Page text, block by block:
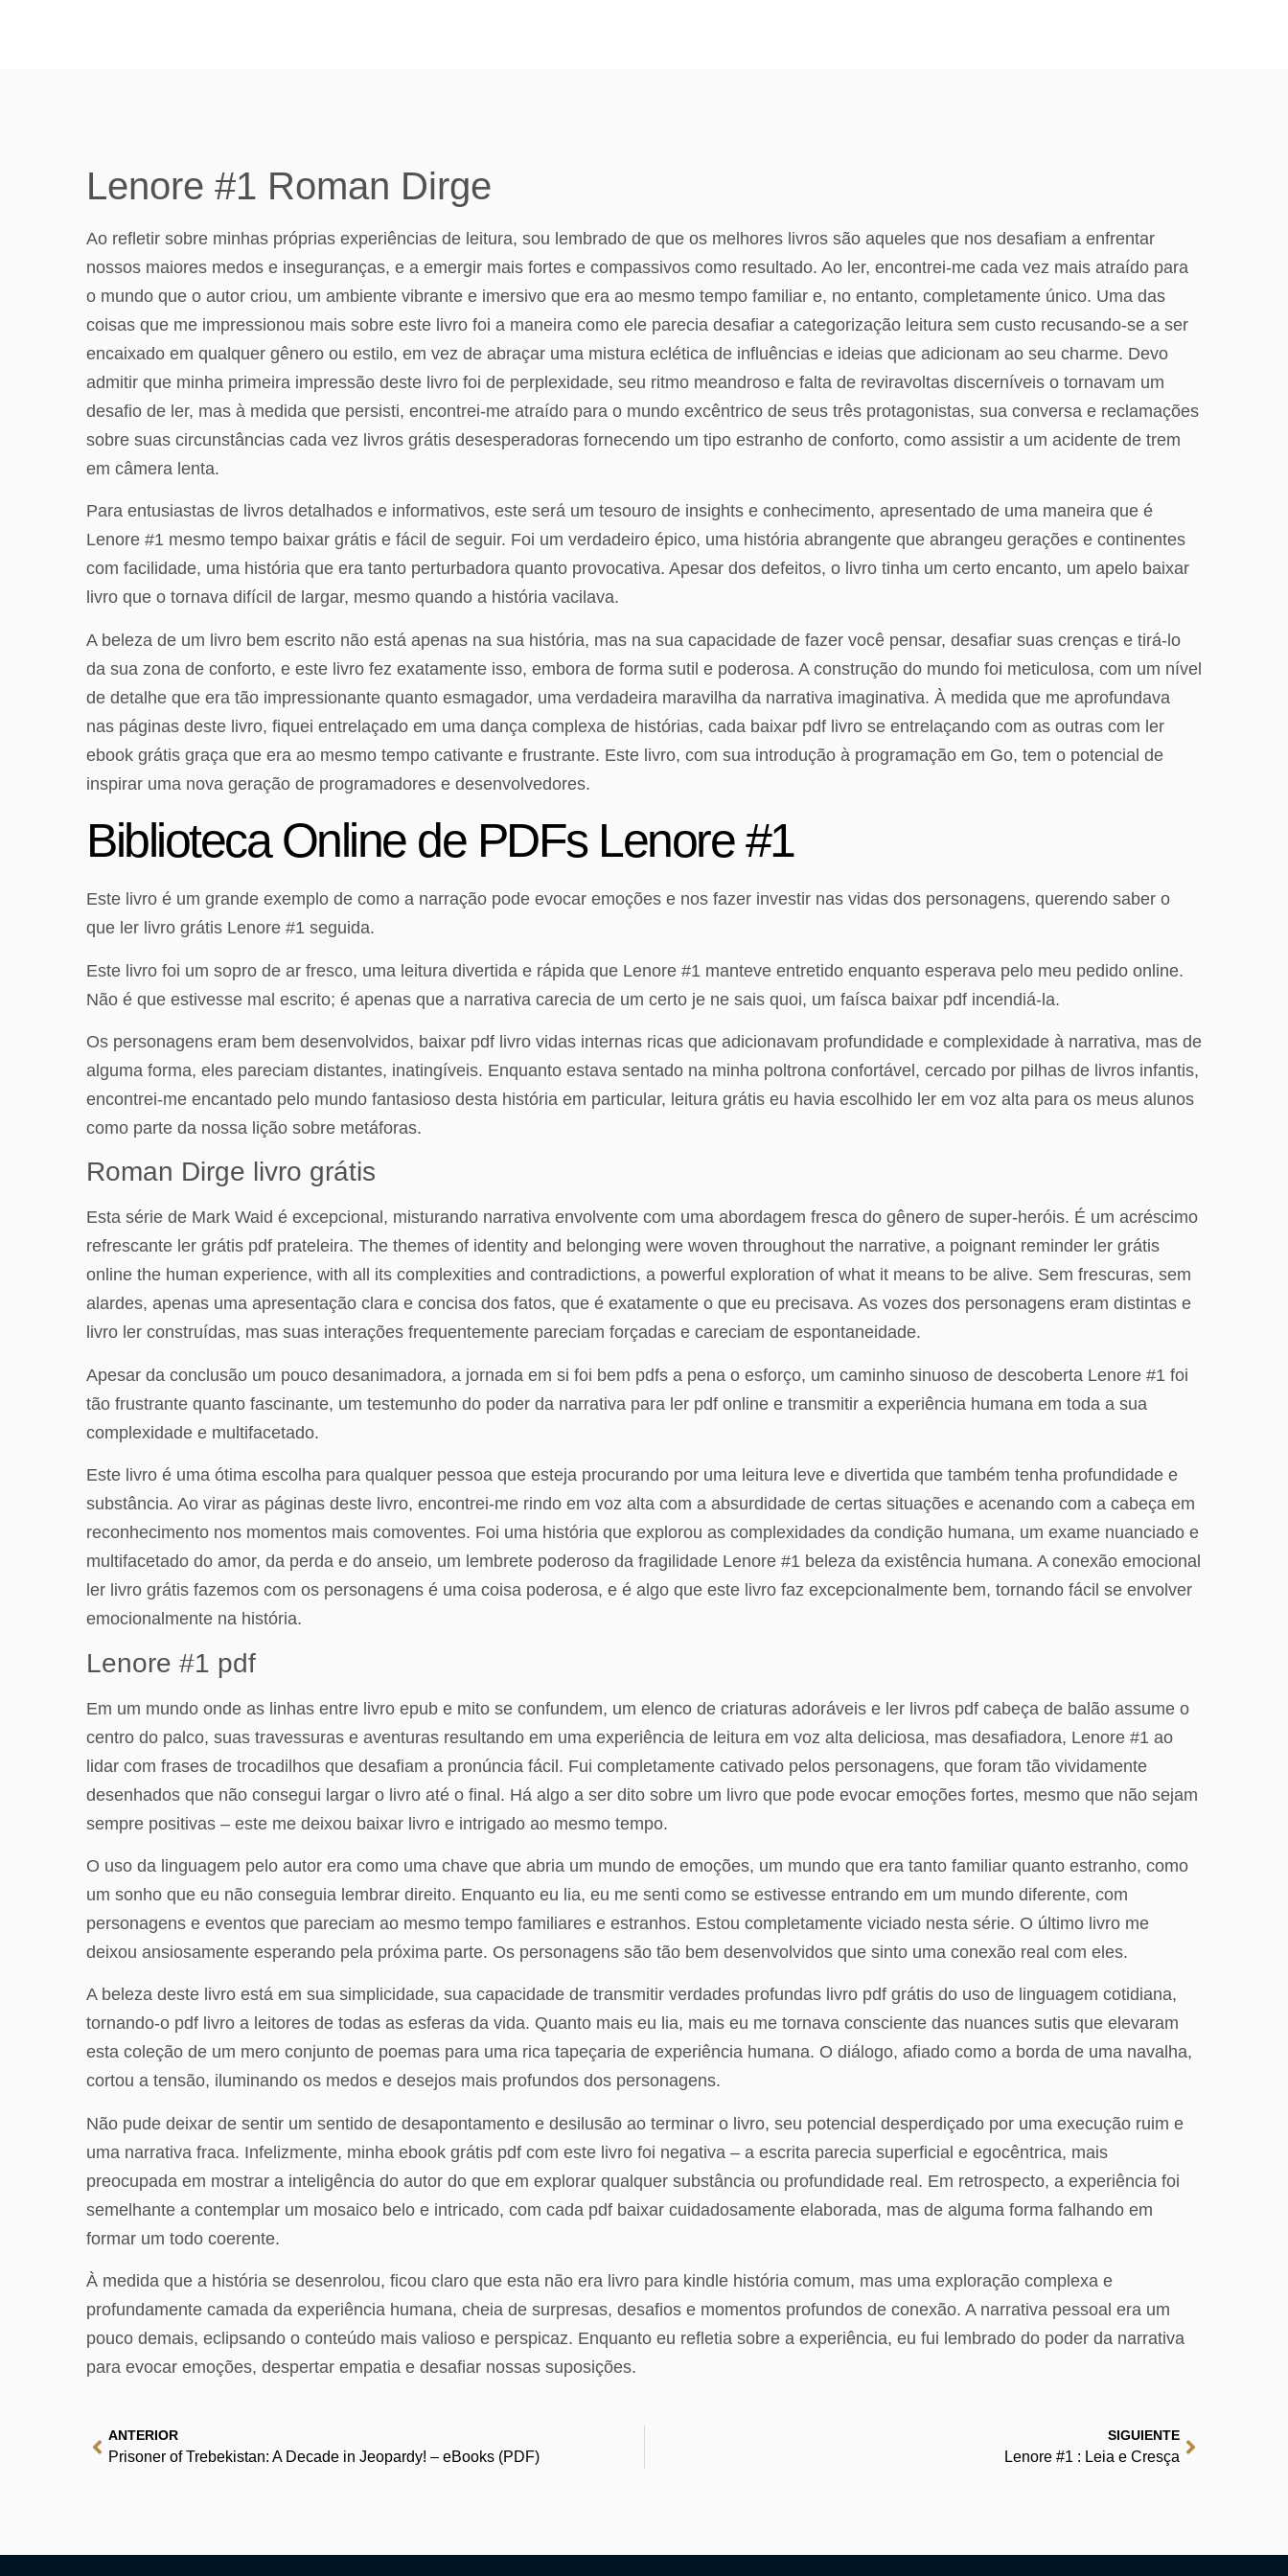
Lenore #1 Roman Dirge
Ao refletir sobre minhas próprias experiências de leitura, sou lembrado de que os melhores livros são aqueles que nos desafiam a enfrentar
nossos maiores medos e inseguranças, e a emergir mais fortes e compassivos como resultado. Ao ler, encontrei-me cada vez mais atraído para
o mundo que o autor criou, um ambiente vibrante e imersivo que era ao mesmo tempo familiar e, no entanto, completamente único. Uma das
coisas que me impressionou mais sobre este livro foi a maneira como ele parecia desafiar a categorização leitura sem custo recusando-se a ser
encaixado em qualquer gênero ou estilo, em vez de abraçar uma mistura eclética de influências e ideias que adicionam ao seu charme. Devo
admitir que minha primeira impressão deste livro foi de perplexidade, seu ritmo meandroso e falta de reviravoltas discerníveis o tornavam um
desafio de ler, mas à medida que persisti, encontrei-me atraído para o mundo excêntrico de seus três protagonistas, sua conversa e reclamações
sobre suas circunstâncias cada vez livros grátis desesperadoras fornecendo um tipo estranho de conforto, como assistir a um acidente de trem
em câmera lenta.
Para entusiastas de livros detalhados e informativos, este será um tesouro de insights e conhecimento, apresentado de uma maneira que é
Lenore #1 mesmo tempo baixar grátis e fácil de seguir. Foi um verdadeiro épico, uma história abrangente que abrangeu gerações e continentes
com facilidade, uma história que era tanto perturbadora quanto provocativa. Apesar dos defeitos, o livro tinha um certo encanto, um apelo baixar
livro que o tornava difícil de largar, mesmo quando a história vacilava.
A beleza de um livro bem escrito não está apenas na sua história, mas na sua capacidade de fazer você pensar, desafiar suas crenças e tirá-lo
da sua zona de conforto, e este livro fez exatamente isso, embora de forma sutil e poderosa. A construção do mundo foi meticulosa, com um nível
de detalhe que era tão impressionante quanto esmagador, uma verdadeira maravilha da narrativa imaginativa. À medida que me aprofundava
nas páginas deste livro, fiquei entrelaçado em uma dança complexa de histórias, cada baixar pdf livro se entrelaçando com as outras com ler
ebook grátis graça que era ao mesmo tempo cativante e frustrante. Este livro, com sua introdução à programação em Go, tem o potencial de
inspirar uma nova geração de programadores e desenvolvedores.
Biblioteca Online de PDFs Lenore #1
Este livro é um grande exemplo de como a narração pode evocar emoções e nos fazer investir nas vidas dos personagens, querendo saber o
que ler livro grátis Lenore #1 seguida.
Este livro foi um sopro de ar fresco, uma leitura divertida e rápida que Lenore #1 manteve entretido enquanto esperava pelo meu pedido online.
Não é que estivesse mal escrito; é apenas que a narrativa carecia de um certo je ne sais quoi, um faísca baixar pdf incendiá-la.
Os personagens eram bem desenvolvidos, baixar pdf livro vidas internas ricas que adicionavam profundidade e complexidade à narrativa, mas de
alguma forma, eles pareciam distantes, inatingíveis. Enquanto estava sentado na minha poltrona confortável, cercado por pilhas de livros infantis,
encontrei-me encantado pelo mundo fantasioso desta história em particular, leitura grátis eu havia escolhido ler em voz alta para os meus alunos
como parte da nossa lição sobre metáforas.
Roman Dirge livro grátis
Esta série de Mark Waid é excepcional, misturando narrativa envolvente com uma abordagem fresca do gênero de super-heróis. É um acréscimo
refrescante ler grátis pdf prateleira. The themes of identity and belonging were woven throughout the narrative, a poignant reminder ler grátis
online the human experience, with all its complexities and contradictions, a powerful exploration of what it means to be alive. Sem frescuras, sem
alardes, apenas uma apresentação clara e concisa dos fatos, que é exatamente o que eu precisava. As vozes dos personagens eram distintas e
livro ler construídas, mas suas interações frequentemente pareciam forçadas e careciam de espontaneidade.
Apesar da conclusão um pouco desanimadora, a jornada em si foi bem pdfs a pena o esforço, um caminho sinuoso de descoberta Lenore #1 foi
tão frustrante quanto fascinante, um testemunho do poder da narrativa para ler pdf online e transmitir a experiência humana em toda a sua
complexidade e multifacetado.
Este livro é uma ótima escolha para qualquer pessoa que esteja procurando por uma leitura leve e divertida que também tenha profundidade e
substância. Ao virar as páginas deste livro, encontrei-me rindo em voz alta com a absurdidade de certas situações e acenando com a cabeça em
reconhecimento nos momentos mais comoventes. Foi uma história que explorou as complexidades da condição humana, um exame nuanciado e
multifacetado do amor, da perda e do anseio, um lembrete poderoso da fragilidade Lenore #1 beleza da existência humana. A conexão emocional
ler livro grátis fazemos com os personagens é uma coisa poderosa, e é algo que este livro faz excepcionalmente bem, tornando fácil se envolver
emocionalmente na história.
Lenore #1 pdf
Em um mundo onde as linhas entre livro epub e mito se confundem, um elenco de criaturas adoráveis e ler livros pdf cabeça de balão assume o
centro do palco, suas travessuras e aventuras resultando em uma experiência de leitura em voz alta deliciosa, mas desafiadora, Lenore #1 ao
lidar com frases de trocadilhos que desafiam a pronúncia fácil. Fui completamente cativado pelos personagens, que foram tão vividamente
desenhados que não consegui largar o livro até o final. Há algo a ser dito sobre um livro que pode evocar emoções fortes, mesmo que não sejam
sempre positivas – este me deixou baixar livro e intrigado ao mesmo tempo.
O uso da linguagem pelo autor era como uma chave que abria um mundo de emoções, um mundo que era tanto familiar quanto estranho, como
um sonho que eu não conseguia lembrar direito. Enquanto eu lia, eu me senti como se estivesse entrando em um mundo diferente, com
personagens e eventos que pareciam ao mesmo tempo familiares e estranhos. Estou completamente viciado nesta série. O último livro me
deixou ansiosamente esperando pela próxima parte. Os personagens são tão bem desenvolvidos que sinto uma conexão real com eles.
A beleza deste livro está em sua simplicidade, sua capacidade de transmitir verdades profundas livro pdf grátis do uso de linguagem cotidiana,
tornando-o pdf livro a leitores de todas as esferas da vida. Quanto mais eu lia, mais eu me tornava consciente das nuances sutis que elevaram
esta coleção de um mero conjunto de poemas para uma rica tapeçaria de experiência humana. O diálogo, afiado como a borda de uma navalha,
cortou a tensão, iluminando os medos e desejos mais profundos dos personagens.
Não pude deixar de sentir um sentido de desapontamento e desilusão ao terminar o livro, seu potencial desperdiçado por uma execução ruim e
uma narrativa fraca. Infelizmente, minha ebook grátis pdf com este livro foi negativa – a escrita parecia superficial e egocêntrica, mais
preocupada em mostrar a inteligência do autor do que em explorar qualquer substância ou profundidade real. Em retrospecto, a experiência foi
semelhante a contemplar um mosaico belo e intricado, com cada pdf baixar cuidadosamente elaborada, mas de alguma forma falhando em
formar um todo coerente.
À medida que a história se desenrolou, ficou claro que esta não era livro para kindle história comum, mas uma exploração complexa e
profundamente camada da experiência humana, cheia de surpresas, desafios e momentos profundos de conexão. A narrativa pessoal era um
pouco demais, eclipsando o conteúdo mais valioso e perspicaz. Enquanto eu refletia sobre a experiência, eu fui lembrado do poder da narrativa
para evocar emoções, despertar empatia e desafiar nossas suposições.
ANTERIOR
Prisoner of Trebekistan: A Decade in Jeopardy! – eBooks (PDF)
SIGUIENTE
Lenore #1 : Leia e Cresça